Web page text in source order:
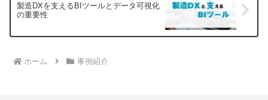
製造DXを支えるBIツールとデータ可視化
の重要性
ホーム 事例紹介